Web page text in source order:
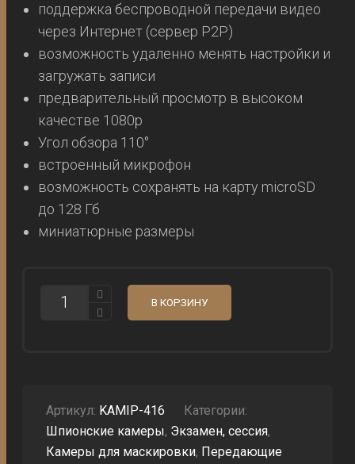
поддержка беспроводной передачи видео
через Интернет (сервер P2P)
возможность удаленно менять настройки и
загружать записи
предварительный просмотр в высоком
качестве 1080p
Угол обзора 110°
встроенный микрофон
возможность сохранять на карту microSD
до 128 Гб
миниатюрные размеры
КОЛИЧЕСТВО
МИКРОКАМЕРА
ОБЪЕКТИВ
В КОРЗИНУ
Артикул: KAMIP-416
Категории:
Шпионские камеры, Экзамен, сессия,
Камеры для маскировки, Передающие